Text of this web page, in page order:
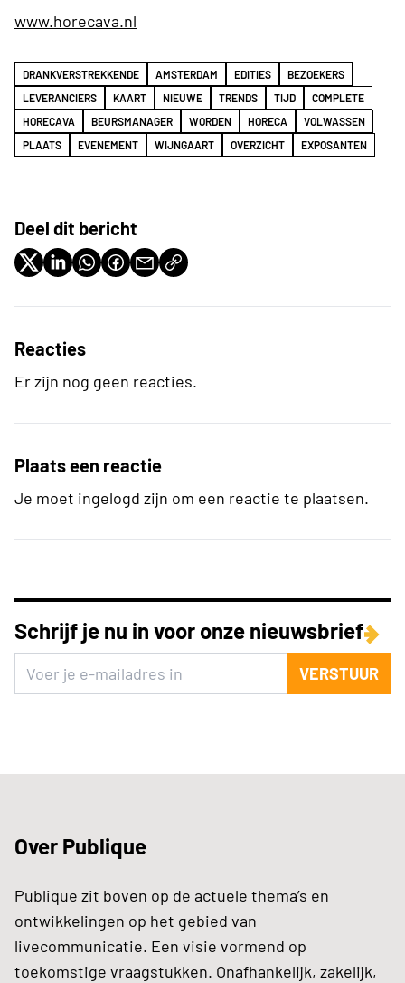
www.horecava.nl
DRANKVERSTREKKENDE AMSTERDAM EDITIES
BEZOEKERS
LEVERANCIERS
KAART NIEUWE TRENDS TIJD
COMPLETE
HORECAVA
BEURSMANAGER WORDEN HORECA
VOLWASSEN
PLAATS
EVENEMENT WIJNGAART OVERZICHT EXPOSANTEN
Deel dit bericht
Reacties
Er zijn nog geen reacties.
Plaats een reactie
Je moet ingelogd zijn om een reactie te plaatsen.
Schrijf je nu in voor onze nieuwsbrief
VERSTUUR
Over Publique
Publique zit boven op de actuele thema’s en
ontwikkelingen op het gebied van
livecommunicatie. Een visie vormend op
toekomstige vraagstukken. Onafhankelijk, zakelijk,